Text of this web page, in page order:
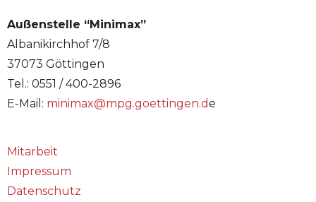
Außenstelle “Minimax”
Albanikirchhof 7/8
37073 Göttingen
Tel.: 0551 / 400-2896
E-Mail: minimax@mpg.goettingen.de
Mitarbeit
Impressum
Datenschutz